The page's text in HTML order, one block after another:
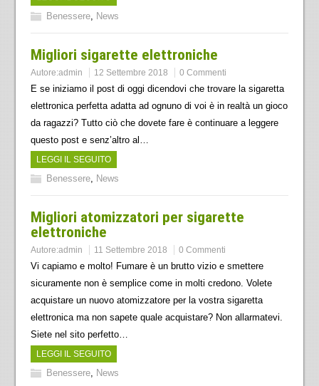
Benessere, News
Migliori sigarette elettroniche
Autore:admin 12 Settembre 2018 0 Commenti
E se iniziamo il post di oggi dicendovi che trovare la sigaretta
elettronica perfetta adatta ad ognuno di voi è in realtà un gioco
da ragazzi? Tutto ciò che dovete fare è continuare a leggere
questo post e senz’altro al…
LEGGI IL SEGUITO
Benessere, News
Migliori atomizzatori per sigarette
elettroniche
Autore:admin 11 Settembre 2018 0 Commenti
Vi capiamo e molto! Fumare è un brutto vizio e smettere
sicuramente non è semplice come in molti credono. Volete
acquistare un nuovo atomizzatore per la vostra sigaretta
elettronica ma non sapete quale acquistare? Non allarmatevi.
Siete nel sito perfetto…
LEGGI IL SEGUITO
Benessere, News